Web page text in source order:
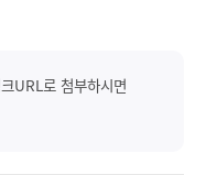
URL로 첨부하시면